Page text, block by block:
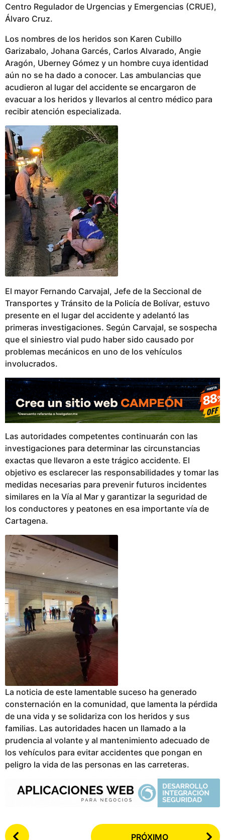
a
d
Centro Regulador de Urgencias y Emergencias (CRUE),
Álvaro Cruz.
Los nombres de los heridos son Karen Cubillo
Garizabalo, Johana Garcés, Carlos Alvarado, Angie
Aragón, Uberney Gómez y un hombre cuya identidad
aún no se ha dado a conocer. Las ambulancias que
acudieron al lugar del accidente se encargaron de
evacuar a los heridos y llevarlos al centro médico para
recibir atención especializada.
El mayor Fernando Carvajal, Jefe de la Seccional de
Transportes y Tránsito de la Policía de Bolívar, estuvo
presente en el lugar del accidente y adelantó las
primeras investigaciones. Según Carvajal, se sospecha
que el siniestro vial pudo haber sido causado por
problemas mecánicos en uno de los vehículos
involucrados.
Las autoridades competentes continuarán con las
investigaciones para determinar las circunstancias
exactas que llevaron a este trágico accidente. El
objetivo es esclarecer las responsabilidades y tomar las
medidas necesarias para prevenir futuros incidentes
similares en la Vía al Mar y garantizar la seguridad de
los conductores y peatones en esa importante vía de
Cartagena.
La noticia de este lamentable suceso ha generado
consternación en la comunidad, que lamenta la pérdida
de una vida y se solidariza con los heridos y sus
familias. Las autoridades hacen un llamado a la
prudencia al volante y al mantenimiento adecuado de
los vehículos para evitar accidentes que pongan en
peligro la vida de las personas en las carreteras.
P
PRÓXIMO